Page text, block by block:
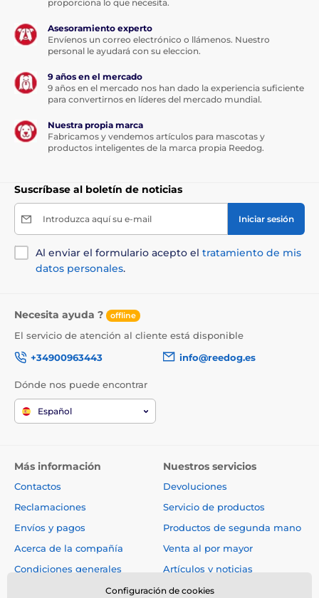
- En el modo intermitente, Pura funciona
aire fresco.
Pura Air identifica de forma inteligente las
en modo de flujo y trabaja con iones negativos para
para usted y su familia.
proporciona lo que necesita.
Asesoramiento experto
Envíenos un correo electrónico o llámenos. Nuestro
personal le ayudará con su eleccion.
9 años en el mercado
9 años en el mercado nos han dado la experiencia suficiente
para convertirnos en líderes del mercado mundial.
Nuestra propia marca
Fabricamos y vendemos artículos para mascotas y
productos inteligentes de la marca propia Reedog.
Suscríbase al boletín de noticias
Introduzca aquí su e-mail Iniciar sesión
Al enviar el formulario acepto el tratamiento de mis
datos personales.
Necesita ayuda ? offline
El servicio de atención al cliente está disponible
+34900963443
info@reedog.es
Dónde nos puede encontrar
Español
Más información
Contactos
Reclamaciones
Envíos y pagos
Acerca de la compañía
Condiciones generales
Nuestros servicios
Devoluciones
Servicio de productos
Productos de segunda mano
Venta al por mayor
Artículos y noticias
Consejos de expertos
Configuración de cookies